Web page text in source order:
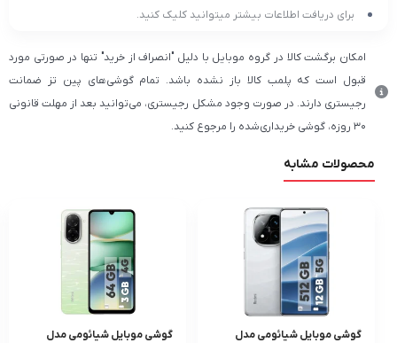
برای دریافت اطلاعات بیشتر میتوانید کلیک کنید.
امکان برگشت کالا در گروه موبایل با دلیل "انصراف از خرید" تنها در صورتی مورد
قبول است که پلمب کالا باز نشده باشد. تمام گوشی‌های پین تز ضمانت
رجیستری دارند. در صورت وجود مشکل رجیستری، می‌توانید بعد از مهلت قانونی
۳۰ روزه، گوشی خریداری‌شده را مرجوع کنید.
محصولات مشابه
گوشی موبایل شیائومی مدل
گوشی موبایل شیائومی مدل